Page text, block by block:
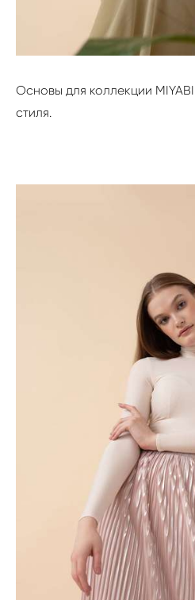
Основы для коллекции
стиля.